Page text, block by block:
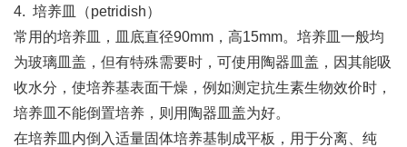
4. 培养皿（petridish）
常用的培养皿，皿底直径90mm，高15mm。培养皿一般均
为玻璃皿盖，但有特殊需要时，可使用陶器皿盖，因其能吸
收水分，使培养基表面干燥，例如测定抗生素生物效价时，
培养皿不能倒置培养，则用陶器皿盖为好。
在培养皿内倒入适量固体培养基制成平板，用于分离、纯